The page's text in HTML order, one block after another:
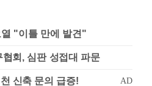
"이틀 만에 발견"
회, 심판 성접대 파문